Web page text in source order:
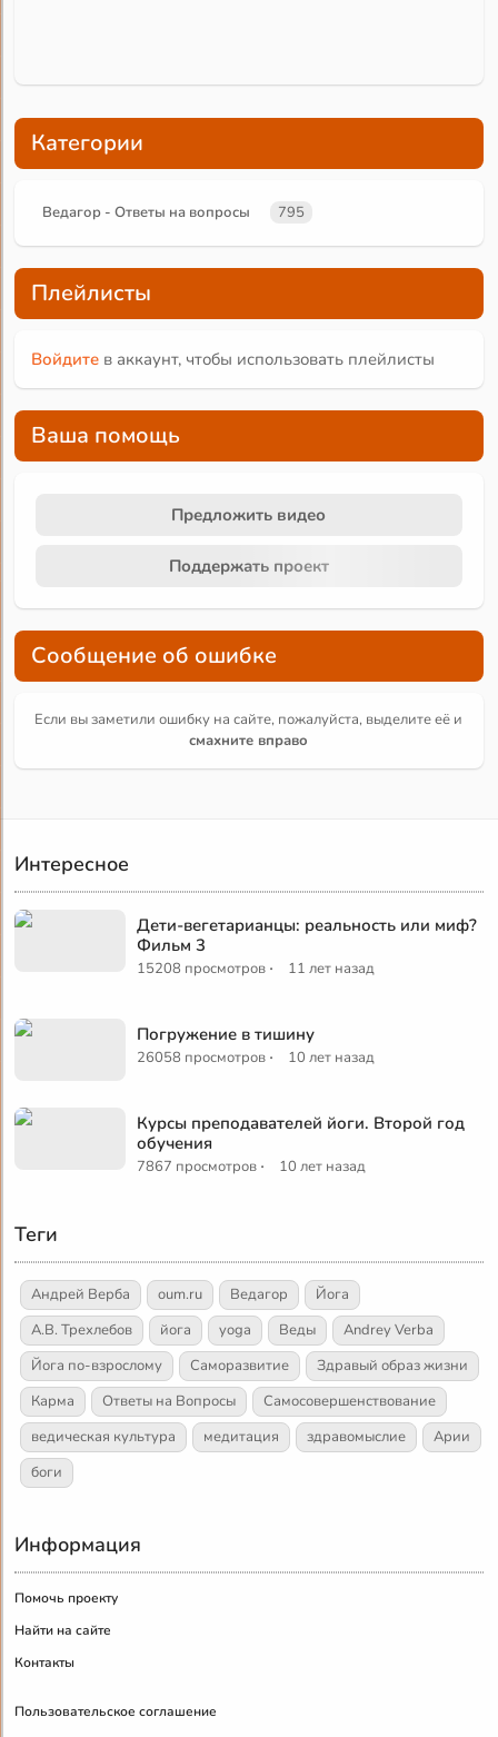
Категории
Ведагор - Ответы на вопросы 795
Плейлисты
Войдите в аккаунт, чтобы использовать плейлисты
Ваша помощь
Предложить видео
Поддержать проект
Сообщение об ошибке
Если вы заметили ошибку на сайте, пожалуйста, выделите её и
смахните вправо
Интересное
Дети-вегетарианцы: реальность или миф?
Фильм 3
15208 просмотров · 11 лет назад
Погружение в тишину
26058 просмотров · 10 лет назад
Курсы преподавателей йоги. Второй год
обучения
7867 просмотров · 10 лет назад
Теги
Андрей Верба oum.ru Ведагор
Йога
А.В. Трехлебов
йога yoga Веды
Andrey Verba
Йога по-взрослому
Саморазвитие
Здравый образ жизни
Карма
Ответы на Вопросы
Самосовершенствование
ведическая культура
медитация здравомыслие
Арии
боги
Информация
Помочь проекту
Найти на сайте
Контакты
Пользовательское соглашение